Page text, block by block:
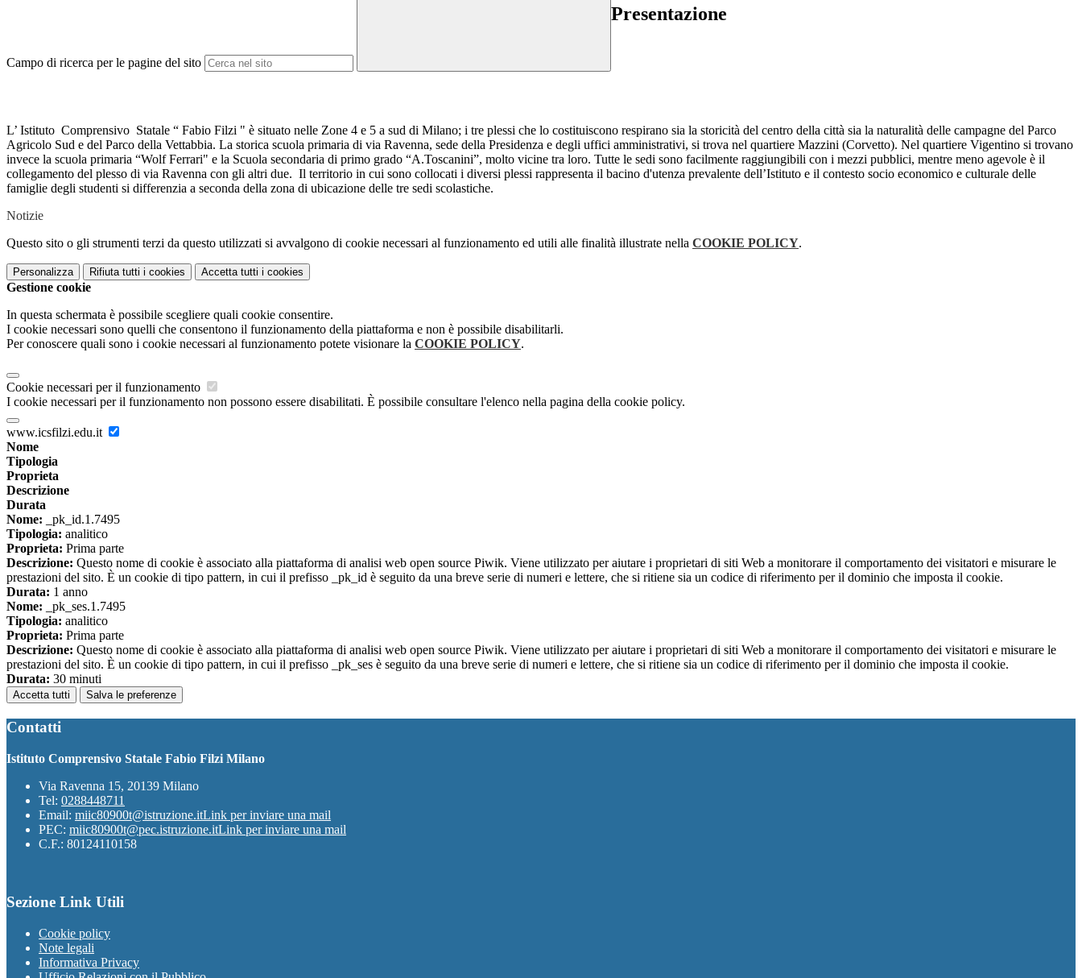
Campo di ricerca per le pagine del sito
Presentazione
L’ Istituto Comprensivo Statale “ Fabio Filzi " è situato nelle Zone 4 e 5 a sud di Milano; i tre plessi che lo costituiscono respirano sia la storicità del centro della città sia la naturalità delle campagne del Parco
Agricolo Sud e del Parco della Vettabbia. La storica scuola primaria di via Ravenna, sede della Presidenza e degli uffici amministrativi, si trova nel quartiere Mazzini (Corvetto). Nel quartiere Vigentino si trovano
invece la scuola primaria “Wolf Ferrari" e la Scuola secondaria di primo grado “A.Toscanini”, molto vicine tra loro. Tutte le sedi sono facilmente raggiungibili con i mezzi pubblici, mentre meno agevole è il
collegamento del plesso di via Ravenna con gli altri due. Il territorio in cui sono collocati i diversi plessi rappresenta il bacino d'utenza prevalente dell’Istituto e il contesto socio economico e culturale delle
famiglie degli studenti si differenzia a seconda della zona di ubicazione delle tre sedi scolastiche.
Notizie
Questo sito o gli strumenti terzi da questo utilizzati si avvalgono di cookie necessari al funzionamento ed utili alle finalità illustrate nella COOKIE POLICY.
Personalizza Rifiuta tutti i cookies Accetta tutti i cookies
Gestione cookie
In questa schermata è possibile scegliere quali cookie consentire.
I cookie necessari sono quelli che consentono il funzionamento della piattaforma e non è possibile disabilitarli.
Per conoscere quali sono i cookie necessari al funzionamento potete visionare la COOKIE POLICY.
Cookie necessari per il funzionamento
I cookie necessari per il funzionamento non possono essere disabilitati. È possibile consultare l'elenco nella pagina della cookie policy.
www.icsfilzi.edu.it
Nome
Tipologia
Proprieta
Descrizione
Durata
Nome: _pk_id.1.7495
Tipologia: analitico
Proprieta: Prima parte
Descrizione: Questo nome di cookie è associato alla piattaforma di analisi web open source Piwik. Viene utilizzato per aiutare i proprietari di siti Web a monitorare il comportamento dei visitatori e misurare le
prestazioni del sito. È un cookie di tipo pattern, in cui il prefisso _pk_id è seguito da una breve serie di numeri e lettere, che si ritiene sia un codice di riferimento per il dominio che imposta il cookie.
Durata: 1 anno
Nome: _pk_ses.1.7495
Tipologia: analitico
Proprieta: Prima parte
Descrizione: Questo nome di cookie è associato alla piattaforma di analisi web open source Piwik. Viene utilizzato per aiutare i proprietari di siti Web a monitorare il comportamento dei visitatori e misurare le
prestazioni del sito. È un cookie di tipo pattern, in cui il prefisso _pk_ses è seguito da una breve serie di numeri e lettere, che si ritiene sia un codice di riferimento per il dominio che imposta il cookie.
Durata: 30 minuti
Accetta tutti Salva le preferenze
Contatti
Istituto Comprensivo Statale Fabio Filzi Milano
Via Ravenna 15, 20139 Milano
Tel: 0288448711
Email: miic80900t@istruzione.itLink per inviare una mail
PEC: miic80900t@pec.istruzione.itLink per inviare una mail
C.F.: 80124110158
Sezione Link Utili
Cookie policy
Note legali
Informativa Privacy